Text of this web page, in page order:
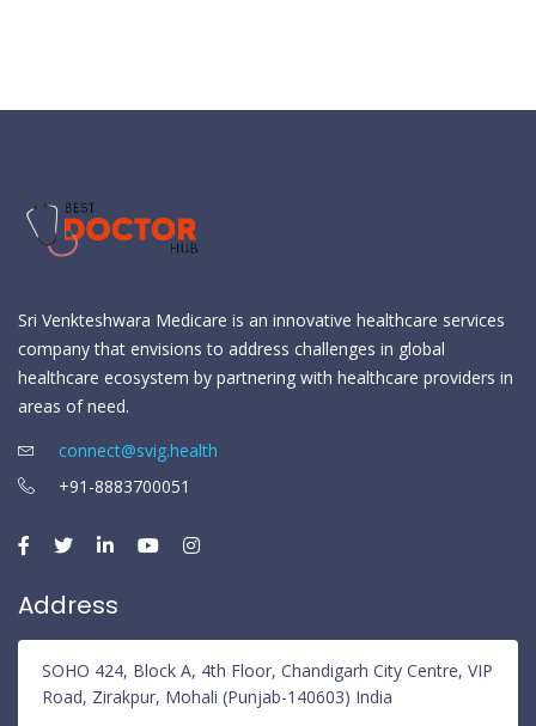
Sri Venkteshwara Medicare is an innovative healthcare services
company that envisions to address challenges in global
healthcare ecosystem by partnering with healthcare providers in
areas of need.
connect@svig.health
+91-8883700051
Address
SOHO 424, Block A, 4th Floor, Chandigarh City Centre, VIP
Road, Zirakpur, Mohali (Punjab-140603) India